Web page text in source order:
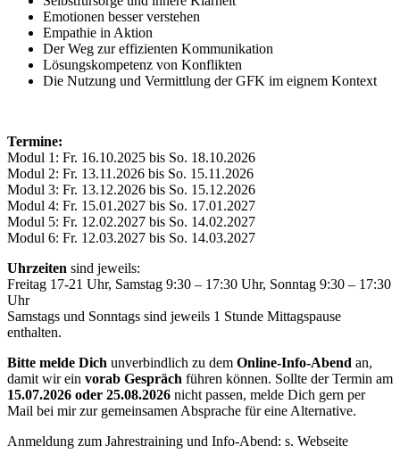
Emotionen besser verstehen
Empathie in Aktion
Der Weg zur effizienten Kommunikation
Lösungskompetenz von Konflikten
Die Nutzung und Vermittlung der GFK im eignem Kontext
Termine:
Modul 1: Fr. 16.10.2025 bis So. 18.10.2026
Modul 2: Fr. 13.11.2026 bis So. 15.11.2026
Modul 3: Fr. 13.12.2026 bis So. 15.12.2026
Modul 4: Fr. 15.01.2027 bis So. 17.01.2027
Modul 5: Fr. 12.02.2027 bis So. 14.02.2027
Modul 6: Fr. 12.03.2027 bis So. 14.03.2027
Uhrzeiten sind jeweils:
Freitag 17-21 Uhr, Samstag 9:30 – 17:30 Uhr, Sonntag 9:30 – 17:30
Uhr
Samstags und Sonntags sind jeweils 1 Stunde Mittagspause
enthalten.
Bitte melde Dich unverbindlich zu dem Online-Info-Abend an,
damit wir ein vorab Gespräch führen können. Sollte der Termin am
15.07.2026 oder 25.08.2026 nicht passen, melde Dich gern per
Mail bei mir zur gemeinsamen Absprache für eine Alternative.
Anmeldung zum Jahrestraining und Info-Abend: s. Webseite